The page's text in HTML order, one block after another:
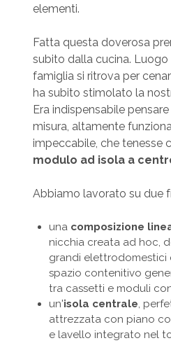
elementi.
Fatta questa doverosa
subito dalla cucina.
famiglia si ritrova per
ha subito stimolato la
Era indispensabile
misura, altamente
impeccabile, che tenesse
modulo ad isola a
Abbiamo lavorato su due
una composizione
nicchia creata ad hoc,
grandi elettrodomestici
spazio contenitivo
tra cassetti e moduli
un'isola centrale,
attrezzata con piano
e lavello integrato nel